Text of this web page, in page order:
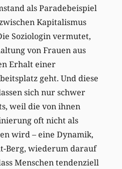
als Paradebeispiel
Kapitalismus
Soziologin vermutet,
von Frauen aus
Erhalt einer
geht. Und diese
sich nur schwer
weil die von ihnen
oft nicht als
wird – eine Dynamik,
Berg, wiederum darauf
Menschen tendenziell